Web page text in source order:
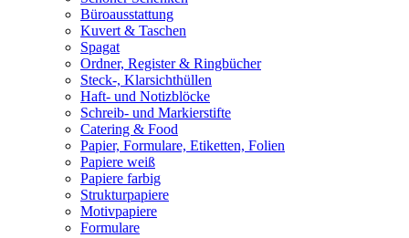
Büroausstattung
Kuvert & Taschen
Spagat
Ordner, Register & Ringbücher
Steck-, Klarsichthüllen
Haft- und Notizblöcke
Schreib- und Markierstifte
Catering & Food
Papier, Formulare, Etiketten, Folien
Papiere weiß
Papiere farbig
Strukturpapiere
Motivpapiere
Formulare